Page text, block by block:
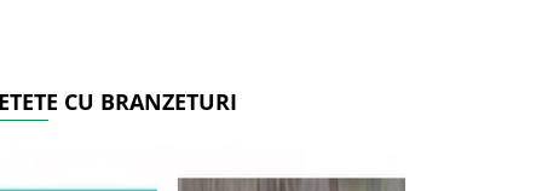
CU BRANZETURI